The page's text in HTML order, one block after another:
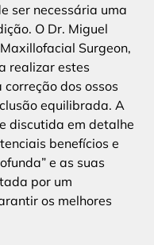
ser necessária uma
O Dr. Miguel
Surgeon,
realizar estes
dos ossos
equilibrada. A
discutida em detalhe
benefícios e
e as suas
por um
os melhores